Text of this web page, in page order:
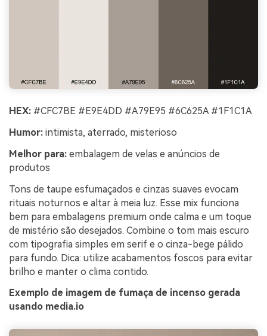
HEX: #CFC7BE #E9E4DD #A79E95 #6C625A #1F1C1A
Humor: intimista, aterrado, misterioso
Melhor para: embalagem de velas e anúncios de
produtos
Tons de taupe esfumaçados e cinzas suaves evocam
rituais noturnos e altar à meia luz. Esse mix funciona
bem para embalagens premium onde calma e um toque
de mistério são desejados. Combine o tom mais escuro
com tipografia simples em serif e o cinza-bege pálido
para fundo. Dica: utilize acabamentos foscos para evitar
brilho e manter o clima contido.
Exemplo de imagem de fumaça de incenso gerada
usando media.io